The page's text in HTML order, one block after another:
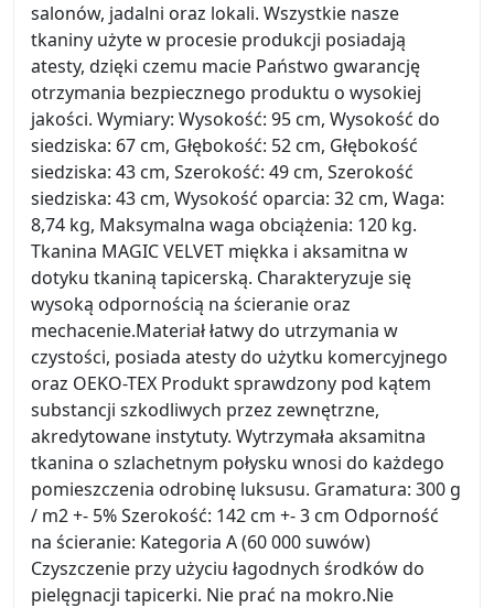
salonów, jadalni oraz lokali. Wszystkie nasze
tkaniny użyte w procesie produkcji posiadają
atesty, dzięki czemu macie Państwo gwarancję
otrzymania bezpiecznego produktu o wysokiej
jakości. Wymiary: Wysokość: 95 cm, Wysokość do
siedziska: 67 cm, Głębokość: 52 cm, Głębokość
siedziska: 43 cm, Szerokość: 49 cm, Szerokość
siedziska: 43 cm, Wysokość oparcia: 32 cm, Waga:
8,74 kg, Maksymalna waga obciążenia: 120 kg.
Tkanina MAGIC VELVET miękka i aksamitna w
dotyku tkaniną tapicerską. Charakteryzuje się
wysoką odpornością na ścieranie oraz
mechacenie.Materiał łatwy do utrzymania w
czystości, posiada atesty do użytku komercyjnego
oraz OEKO-TEX Produkt sprawdzony pod kątem
substancji szkodliwych przez zewnętrzne,
akredytowane instytuty. Wytrzymała aksamitna
tkanina o szlachetnym połysku wnosi do każdego
pomieszczenia odrobinę luksusu. Gramatura: 300 g
/ m2 +- 5% Szerokość: 142 cm +- 3 cm Odporność
na ścieranie: Kategoria A (60 000 suwów)
Czyszczenie przy użyciu łagodnych środków do
pielęgnacji tapicerki. Nie prać na mokro.Nie